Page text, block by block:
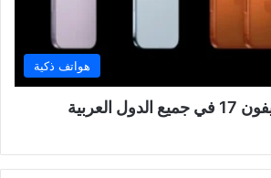
هواتف ذكية
العربية